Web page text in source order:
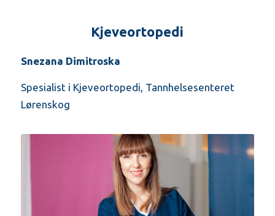
Kjeveortopedi
Snezana Dimitroska
Spesialist i Kjeveortopedi, Tannhelsesenteret
Lørenskog